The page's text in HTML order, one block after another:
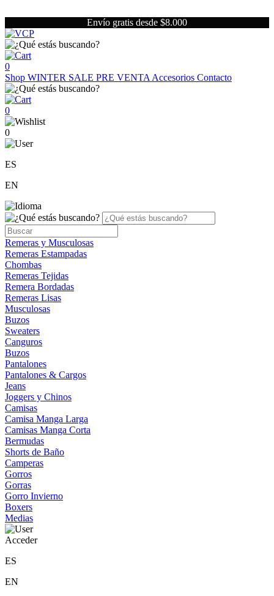
Envío gratis desde $8.000
0
Shop WINTER SALE PRE VENTA Accesorios Contacto
0
0
ES
EN
Remeras y Musculosas
Remeras Estampadas
Chombas
Remeras Tejidas
Remera Bordadas
Remeras Lisas
Musculosas
Buzos
Sweaters
Canguros
Buzos
Pantalones
Pantalones & Cargos
Jeans
Joggers y Chinos
Camisas
Camisa Manga Larga
Camisas Manga Corta
Bermudas
Shorts de Baño
Camperas
Gorros
Gorras
Gorro Invierno
Boxers
Medias
Acceder
ES
EN